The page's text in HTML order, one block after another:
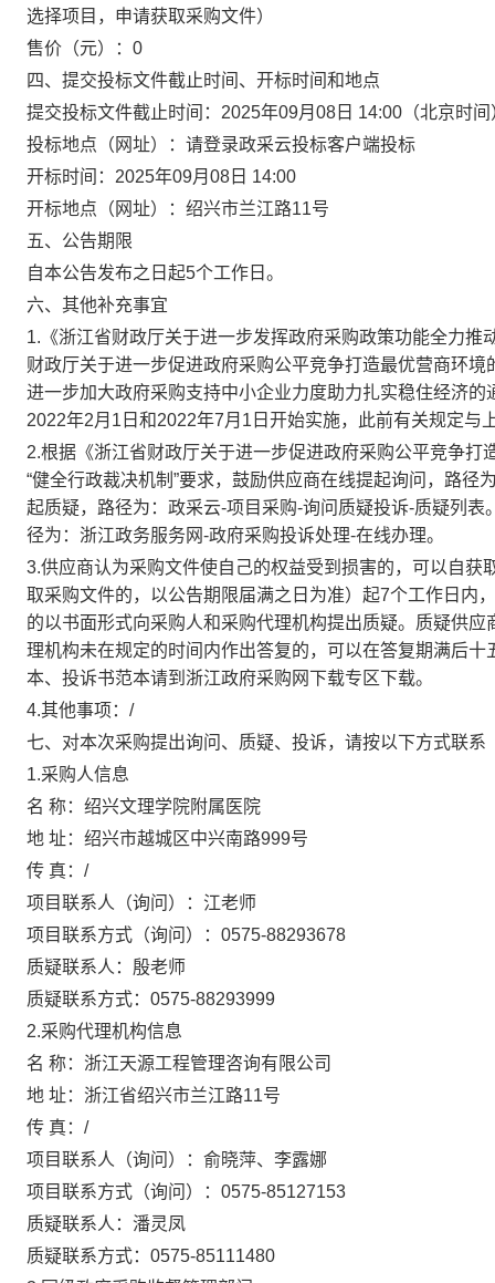
选择项目，申请获取采购文件）
售价（元）： 0
四、提交投标文件截止时间、开标时间和地点
提交投标文件截止时间： 2025年09月08日 14:00 （北京时
投标地点（网址）： 请登录政采云投标客户端投标
开标时间： 2025年09月08日 14:00
开标地点（网址）： 绍兴市兰江路11号
五、公告期限
自本公告发布之日起5个工作日。
六、其他补充事宜
1.《浙江省财政厅关于进一步发挥政府采购政策功能全力
财政厅关于进一步促进政府采购公平竞争打造最优营商环
进一步加大政府采购支持中小企业力度助力扎实稳住经济
2022年2月1日和2022年7月1日开始实施，此前有关规定与
2.根据《浙江省财政厅关于进一步促进政府采购公平竞争
“健全行政裁决机制”要求，鼓励供应商在线提起询问，路
起质疑，路径为：政采云-项目采购-询问质疑投诉-质疑列
径为：浙江政务服务网-政府采购投诉处理-在线办理。
3.供应商认为采购文件使自己的权益受到损害的，可以自
取采购文件的，以公告期限届满之日为准）起7个工作日内
的以书面形式向采购人和采购代理机构提出质疑。质疑供
理机构未在规定的时间内作出答复的，可以在答复期满后
本、投诉书范本请到浙江政府采购网下载专区下载。
4.其他事项： /
七、对本次采购提出询问、质疑、投诉，请按以下方式联系
1.采购人信息
名 称： 绍兴文理学院附属医院
地 址： 绍兴市越城区中兴南路999号
传 真： /
项目联系人（询问）： 江老师
项目联系方式（询问）： 0575-88293678
质疑联系人： 殷老师
质疑联系方式： 0575-88293999
2.采购代理机构信息
名 称： 浙江天源工程管理咨询有限公司
地 址： 浙江省绍兴市兰江路11号
传 真： /
项目联系人（询问）： 俞晓萍、李露娜
项目联系方式（询问）： 0575-85127153
质疑联系人： 潘灵凤
质疑联系方式： 0575-85111480